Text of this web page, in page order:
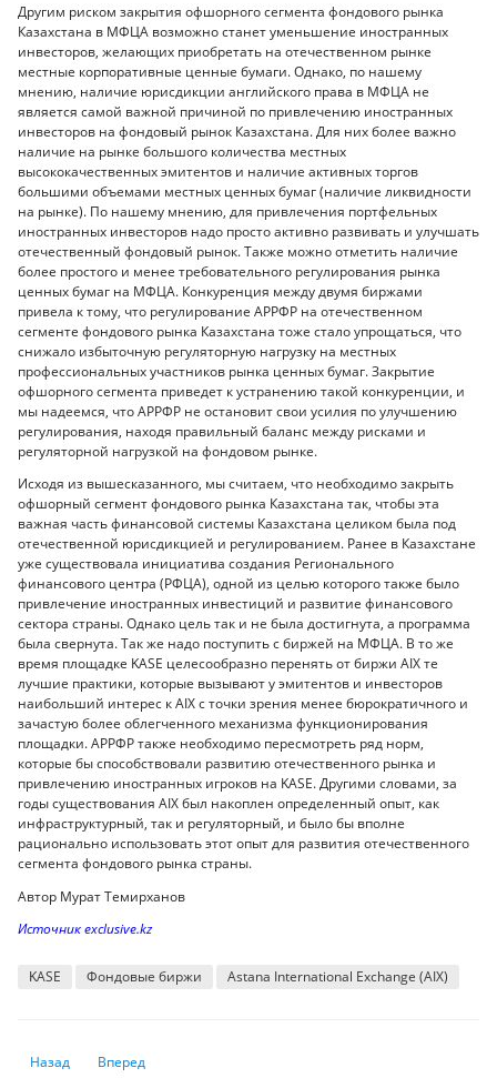
Другим риском закрытия офшорного сегмента фондового рынка
Казахстана в МФЦА возможно станет уменьшение иностранных
инвесторов, желающих приобретать на отечественном рынке
местные корпоративные ценные бумаги. Однако, по нашему
мнению, наличие юрисдикции английского права в МФЦА не
является самой важной причиной по привлечению иностранных
инвесторов на фондовый рынок Казахстана. Для них более важно
наличие на рынке большого количества местных
высококачественных эмитентов и наличие активных торгов
большими объемами местных ценных бумаг (наличие ликвидности
на рынке). По нашему мнению, для привлечения портфельных
иностранных инвесторов надо просто активно развивать и улучшать
отечественный фондовый рынок. Также можно отметить наличие
более простого и менее требовательного регулирования рынка
ценных бумаг на МФЦА. Конкуренция между двумя биржами
привела к тому, что регулирование АРРФР на отечественном
сегменте фондового рынка Казахстана тоже стало упрощаться, что
снижало избыточную регуляторную нагрузку на местных
профессиональных участников рынка ценных бумаг. Закрытие
офшорного сегмента приведет к устранению такой конкуренции, и
мы надеемся, что АРРФР не остановит свои усилия по улучшению
регулирования, находя правильный баланс между рисками и
регуляторной нагрузкой на фондовом рынке.
Исходя из вышесказанного, мы считаем, что необходимо закрыть
офшорный сегмент фондового рынка Казахстана так, чтобы эта
важная часть финансовой системы Казахстана целиком была под
отечественной юрисдикцией и регулированием. Ранее в Казахстане
уже существовала инициатива создания Регионального
финансового центра (РФЦА), одной из целью которого также было
привлечение иностранных инвестиций и развитие финансового
сектора страны. Однако цель так и не была достигнута, а программа
была свернута. Так же надо поступить с биржей на МФЦА. В то же
время площадке KASE целесообразно перенять от биржи AIX те
лучшие практики, которые вызывают у эмитентов и инвесторов
наибольший интерес к AIX с точки зрения менее бюрократичного и
зачастую более облегченного механизма функционирования
площадки. АРРФР также необходимо пересмотреть ряд норм,
которые бы способствовали развитию отечественного рынка и
привлечению иностранных игроков на KASE. Другими словами, за
годы существования AIX был накоплен определенный опыт, как
инфраструктурный, так и регуляторный, и было бы вполне
рационально использовать этот опыт для развития отечественного
сегмента фондового рынка страны.
Автор Мурат Темирханов
Источник exclusive.kz
KASE Фондовые биржи Astana International Exchange (AIX)
Предыдущий: Инвесторы предвкушают рождественское ралли
Назад Следующий: Мировые фондовые рынки снижаются после
Вперед